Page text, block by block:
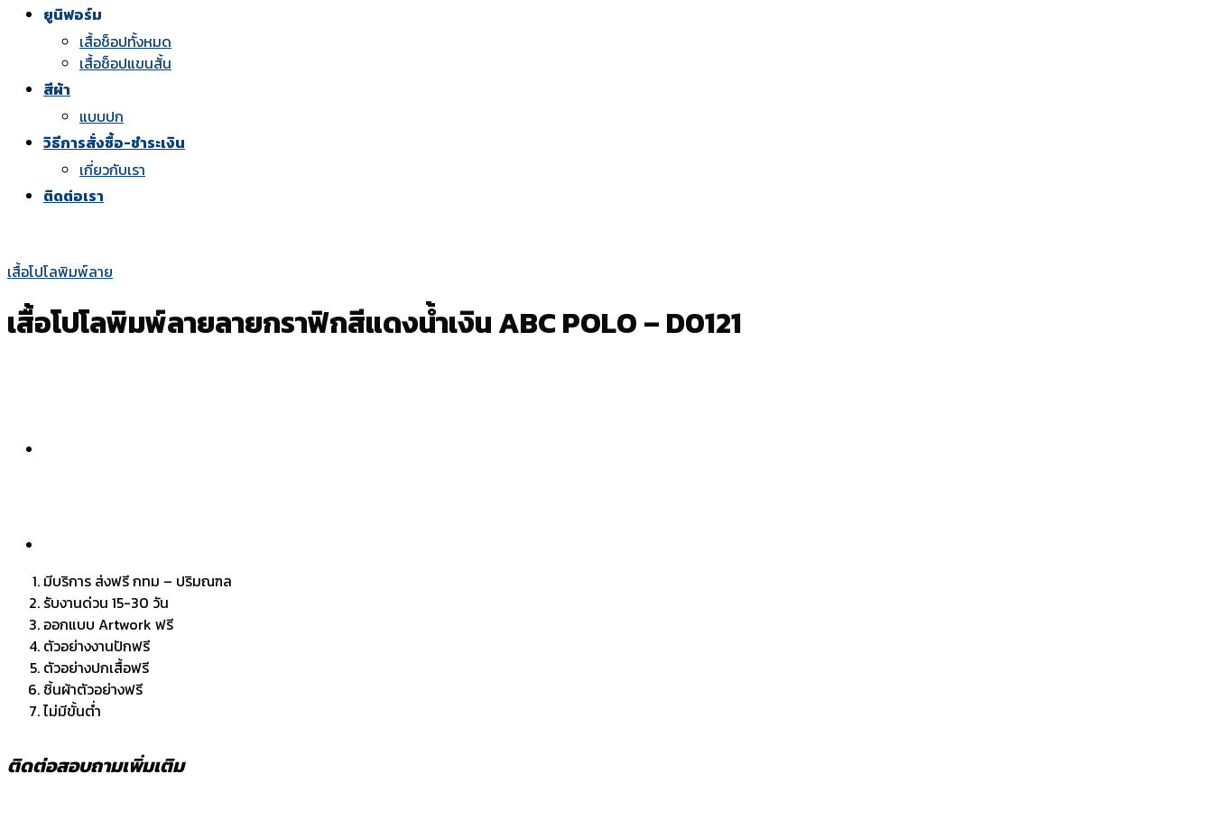
ยูนิฟอร์ม
เสื้อช็อปทั้งหมด
เสื้อช็อปแขนสั้น
สีผ้า
แบบปก
วิธีการสั่งซื้อ-ชำระเงิน
เกี่ยวกับเรา
ติดต่อเรา
เสื้อโปโลพิมพ์ลาย
เสื้อโปโลพิมพ์ลายลายกราฟิกสีแดงน้ำเงิน ABC POLO – D0121
มีบริการ ส่งฟรี กทม – ปริมณฑล
รับงานด่วน 15-30 วัน
ออกแบบ Artwork ฟรี
ตัวอย่างงานปักฟรี
ตัวอย่างปกเสื้อฟรี
ชิ้นผ้าตัวอย่างฟรี
ไม่มีขั้นต่ำ
ติดต่อสอบถามเพิ่มเติม